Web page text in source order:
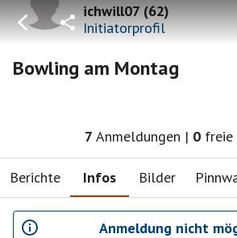
ichwill07(62)
Initiatorprofil
Bowling am Montag
7 Anmeldungen | 0 freie
Berichte Infos Bilder
Anmeldung nicht